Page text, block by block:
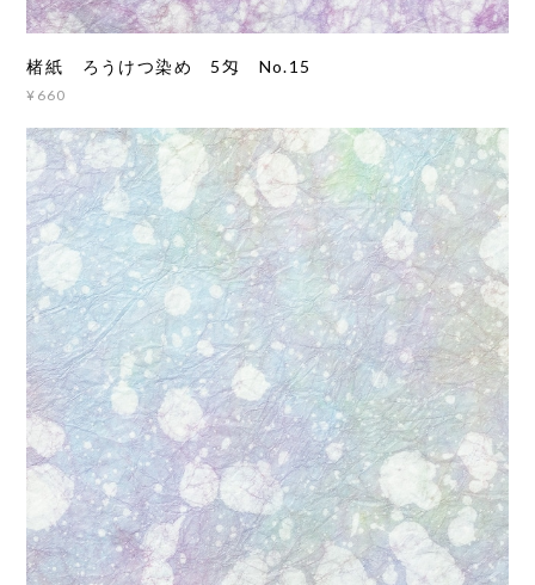
楮紙 ろうけつ染め 5匁 No.15
¥660